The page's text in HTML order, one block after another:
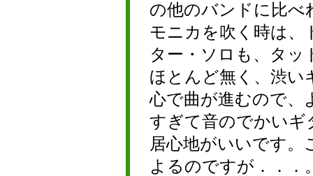
の他のバンドに比べ
モニカを吹く時は、
ター・ソロも、タ
ほとんど無く、渋い
心で曲が進むので、
すぎて音のでかいギ
居心地がいいです。
よるのですが．．．